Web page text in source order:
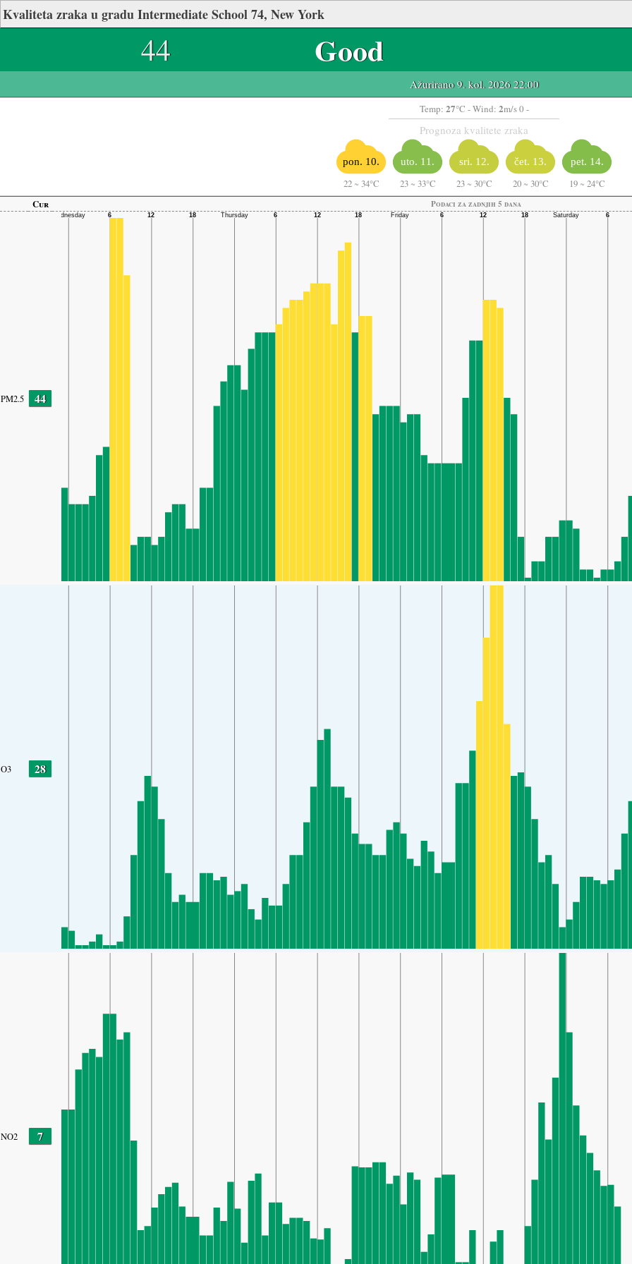
Kvaliteta zraka u gradu Intermediate School 74, New York
44 Good
Ažurirano 9. kol. 2026 22:00
Temp: 27°C - Wind: 2m/s 0 -
Prognoza kvalitete zraka
pon. 10.
22 ~ 34°C
uto. 11.
23 ~ 33°C
sri. 12.
23 ~ 30°C
čet. 13.
20 ~ 30°C
pet. 14.
19 ~ 24°C
Cur
Podaci za zadnjih 5 dana
PM2.5 44
O3 28
NO2 7